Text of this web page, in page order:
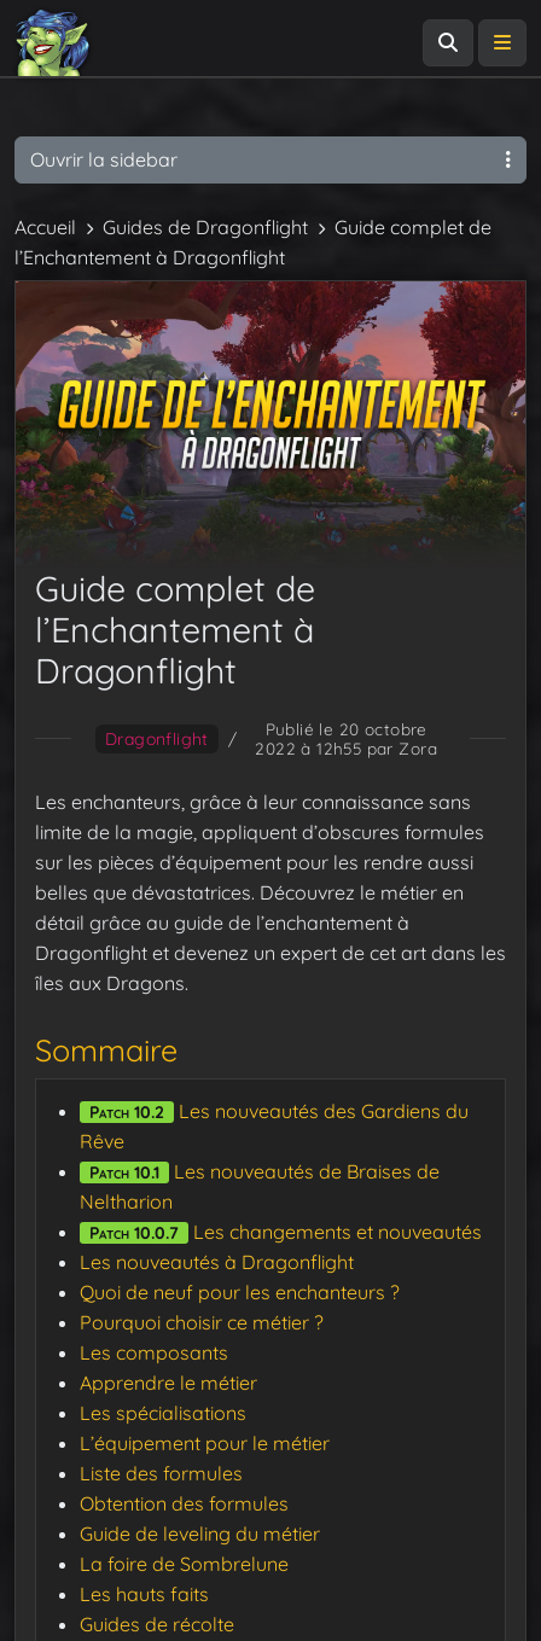
Accueil Guides de Dragonflight
Guide complet de
l’Enchantement à Dragonflight
Guide complet de
l’Enchantement à
Dragonflight
Dragonflight /
Publié le 20 octobre
2022 à 12h55 par Zora
Les enchanteurs, grâce à leur connaissance sans
limite de la magie, appliquent d’obscures formules
sur les pièces d’équipement pour les rendre aussi
belles que dévastatrices. Découvrez le métier en
détail grâce au guide de l’enchantement à
Dragonflight et devenez un expert de cet art dans les
îles aux Dragons.
Sommaire
Patch 10.2
Les nouveautés des Gardiens du
Rêve
Patch 10.1
Les nouveautés de Braises de
Neltharion
Patch 10.0.7
Les changements et nouveautés
Les nouveautés à Dragonflight
Quoi de neuf pour les enchanteurs ?
Pourquoi choisir ce métier ?
Les composants
Apprendre le métier
Les spécialisations
L’équipement pour le métier
Liste des formules
Obtention des formules
Guide de leveling du métier
La foire de Sombrelune
Les hauts faits
Guides de récolte
Ouvrir la sidebar